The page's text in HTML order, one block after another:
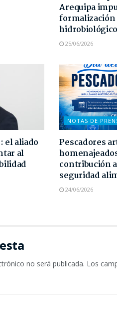
Arequipa
hidrobiológico
25/06/2026
el aliado
al
NOTAS DE
Pescadores
contribución
seguridad
24/06/2026
no será publicada. Los